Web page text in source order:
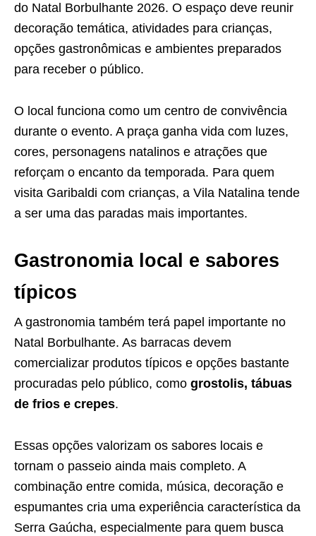
do Natal Borbulhante 2026. O espaço deve reunir
decoração temática, atividades para crianças,
opções gastronômicas e ambientes preparados
para receber o público.
O local funciona como um centro de convivência
durante o evento. A praça ganha vida com luzes,
cores, personagens natalinos e atrações que
reforçam o encanto da temporada. Para quem
visita Garibaldi com crianças, a Vila Natalina tende
a ser uma das paradas mais importantes.
Gastronomia local e sabores
típicos
A gastronomia também terá papel importante no
Natal Borbulhante. As barracas devem
comercializar produtos típicos e opções bastante
procuradas pelo público, como grostolis, tábuas
de frios e crepes.
Essas opções valorizam os sabores locais e
tornam o passeio ainda mais completo. A
combinação entre comida, música, decoração e
espumantes cria uma experiência característica da
Serra Gaúcha, especialmente para quem busca